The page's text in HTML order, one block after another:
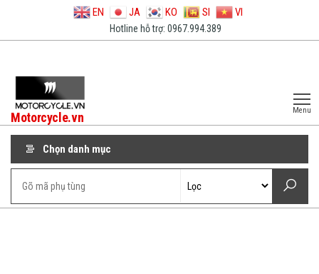
EN JA KO SI VI
Hotline hỗ trợ: 0967.994.389
Motorcycle.vn Menu
Chọn danh mục